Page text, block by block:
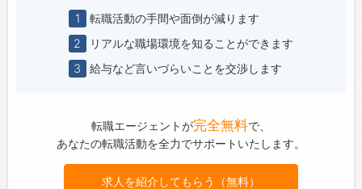
1
転職活動の手間や面倒が減ります
2
リアルな職場環境を知ることができます
3
給与など言いづらいことを交渉します
転職エージェントが完全無料で、
あなたの転職活動を全力でサポートいたします。
求人を紹介してもらう（無料）